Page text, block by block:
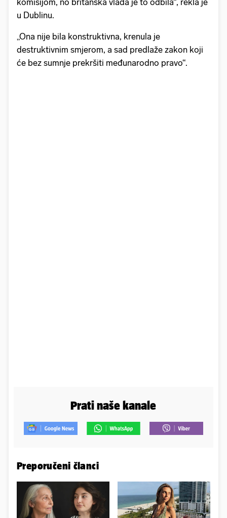
komisijom, no britanska vlada je to odbila“, rekla je
u Dublinu.
„Ona nije bila konstruktivna, krenula je
destruktivnim smjerom, a sad predlaže zakon koji
će bez sumnje prekršiti međunarodno pravo“.
Prati naše kanale
Preporučeni članci